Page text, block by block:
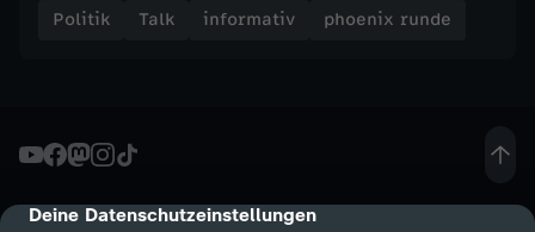
cmp-dialog-description
Deine Datenschutzeinstellungen
S
A
n
Politik Talk informativ phoenix runde